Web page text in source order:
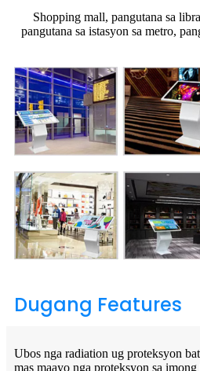
Shopping mall, pangutana sa
pangutana sa istasyon sa metro,
Dugang Features
Ubos nga radiation ug proteksyon
mas maayo nga proteksyon sa